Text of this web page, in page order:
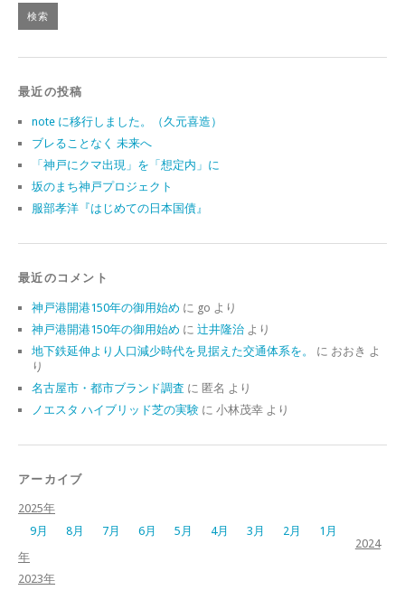
最近の投稿
note に移行しました。（久元喜造）
ブレることなく 未来へ
「神戸にクマ出現」を「想定内」に
坂のまち神戸プロジェクト
服部孝洋『はじめての日本国債』
最近のコメント
神戸港開港150年の御用始め に go より
神戸港開港150年の御用始め に 辻井隆治 より
地下鉄延伸より人口減少時代を見据えた交通体系を。
に おおき よ
り
名古屋市・都市ブランド調査 に 匿名 より
ノエスタ ハイブリッド芝の実験 に 小林茂幸 より
アーカイブ
2025年
9月
8月 7月 6月 5月 4月 3月 2月
1月
2024
年
2023年